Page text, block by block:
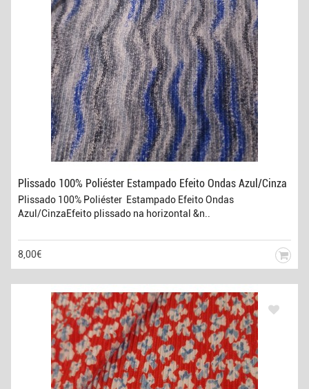
Plissado 100% Poliéster Estampado Efeito Ondas Azul/Cinza
Plissado 100% Poliéster Estampado Efeito Ondas
Azul/CinzaEfeito plissado na horizontal &n..
8,00€